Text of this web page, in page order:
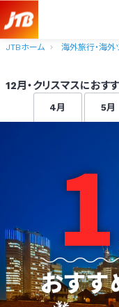
JTBホーム 海外旅行・海外
12月・クリスマスにおす
4月 5月
おすす